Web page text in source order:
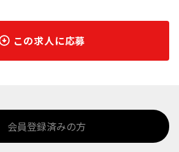
この求人に応募
会員登録済みの方